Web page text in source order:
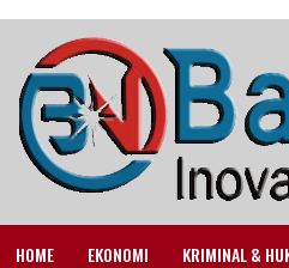
HOME EKONOMI KRIMINAL &